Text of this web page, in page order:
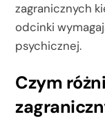
zagranicznych
odcinki
psychicznej.
Czym